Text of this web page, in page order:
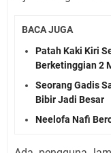
BACA JUGA
Patah Kaki Kiri
Berketinggian 2
Seorang Gadis
Bibir Jadi Besar
Neelofa Nafi